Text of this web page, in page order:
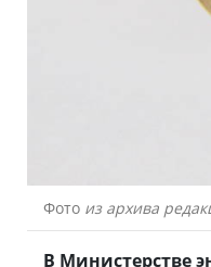
Фото из архива
В Министерстве